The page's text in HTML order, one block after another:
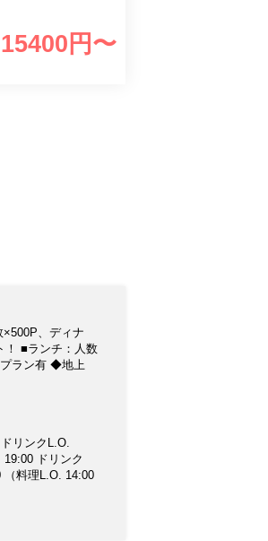
15400 円〜
、ディナ
！ ■ランチ：人数
プラン有 ◆地上
リンクL.O.
ドリンク
（料理L.O. 14:00